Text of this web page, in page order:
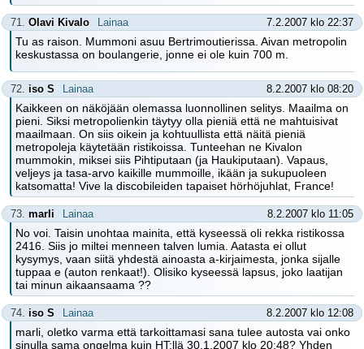
71. Olavi Kivalo Lainaa 7.2.2007 klo 22:37
Tu as raison. Mummoni asuu Bertrimoutierissa. Aivan metropolin
keskustassa on boulangerie, jonne ei ole kuin 700 m.
72. iso S Lainaa 8.2.2007 klo 08:20
Kaikkeen on näköjään olemassa luonnollinen selitys. Maailma on
pieni. Siksi metropolienkin täytyy olla pieniä että ne mahtuisivat
maailmaan. On siis oikein ja kohtuullista että näitä pieniä
metropoleja käytetään ristikoissa. Tunteehan ne Kivalon
mummokin, miksei siis Pihtiputaan (ja Haukiputaan). Vapaus,
veljeys ja tasa-arvo kaikille mummoille, ikään ja sukupuoleen
katsomatta! Vive la discobileiden tapaiset hörhöjuhlat, France!
73. marli Lainaa 8.2.2007 klo 11:05
No voi. Taisin unohtaa mainita, että kyseessä oli rekka ristikossa
2416. Siis jo miltei menneen talven lumia. Aatasta ei ollut
kysymys, vaan siitä yhdestä ainoasta a-kirjaimesta, jonka sijalle
tuppaa e (auton renkaat!). Olisiko kyseessä lapsus, joko laatijan
tai minun aikaansaama ??
74. iso S Lainaa 8.2.2007 klo 12:08
marli, oletko varma että tarkoittamasi sana tulee autosta vai onko
sinulla sama ongelma kuin HT:llä 30.1.2007 klo 20:48? Yhden